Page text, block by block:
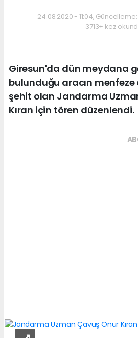
24.08.2020 - 11:04, Güncelleme:
3713+ kez
Giresun'da dün meydana
bulunduğu aracın
şehit olan Jandarma
Kıran için tören düzenlendi.